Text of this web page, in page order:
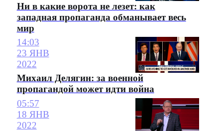
Ни в какие ворота не лезет: как
западная пропаганда обманывает весь
мир
14:03
23 ЯНВ
2022
Михаил Делягин: за военной
пропагандой может идти война
05:57
18 ЯНВ
2022